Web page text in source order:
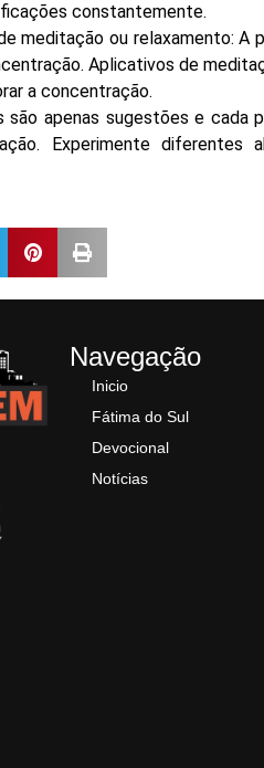
constantemente.
meditação ou relaxamento: A
Aplicativos de
a concentração.
são apenas sugestões e
Experimente diferentes
Navegação
Inicio
Fátima do Sul
Devocional
Notícias